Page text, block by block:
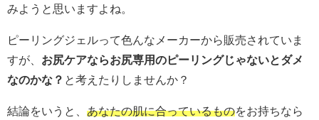
みようと思いますよね。
ピーリングジェルって色んなメーカーから販売されていま
すが、 お尻ケアならお尻専用のピーリングじゃないとダメ
なのかな？ と考えたりしませんか？
結論をいうと、 あなたの肌に合っているものをお持ちなら